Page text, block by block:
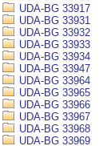
UDA-BG 33917
UDA-BG 33931
UDA-BG 33932
UDA-BG 33933
UDA-BG 33934
UDA-BG 33947
UDA-BG 33964
UDA-BG 33965
UDA-BG 33966
UDA-BG 33967
UDA-BG 33968
UDA-BG 33969